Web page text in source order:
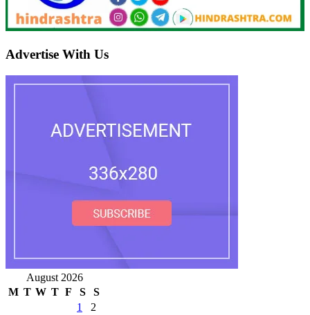
Advertise With Us
August 2026
M T W T F S
S
1
2